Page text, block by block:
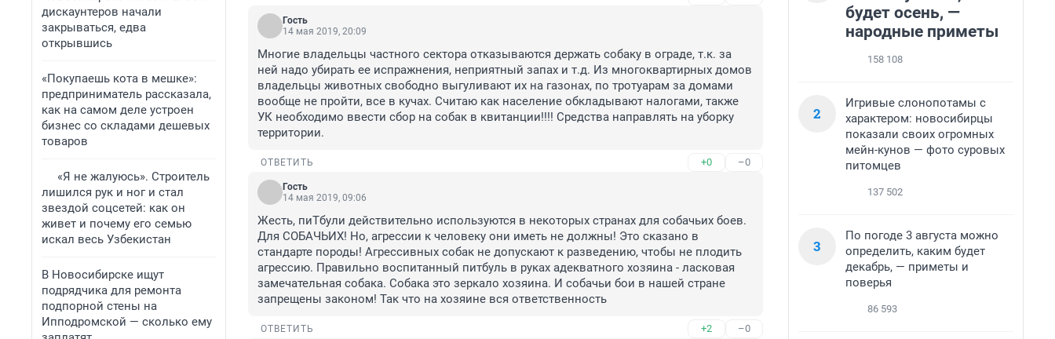
дискаунтеров начали
закрываться, едва
открывшись
«Покупаешь кота в мешке»:
предприниматель рассказала,
как на самом деле устроен
бизнес со складами дешевых
товаров
«Я не жалуюсь». Строитель
лишился рук и ног и стал
звездой соцсетей: как он
живет и почему его семью
искал весь Узбекистан
В Новосибирске ищут
подрядчика для ремонта
подпорной стены на
Ипподромской — сколько ему
Гость
14 мая 2019, 20:09
Многие владельцы частного сектора отказываются держать собаку в ограде, т.к. за
ней надо убирать ее испражнения, неприятный запах и т.д. Из многоквартирных домов
владельцы животных свободно выгуливают их на газонах, по тротуарам за домами
вообще не пройти, все в кучах. Считаю как население обкладывают налогами, также
УК необходимо ввести сбор на собак в квитанции!!!! Средства направлять на уборку
территории.
ОТВЕТИТЬ +0 –0
Гость
14 мая 2019, 09:06
Жесть, пиТбули действительно используются в некоторых странах для собачьих боев.
Для СОБАЧЬИХ! Но, агрессии к человеку они иметь не должны! Это сказано в
стандарте породы! Агрессивных собак не допускают к разведению, чтобы не плодить
агрессию. Правильно воспитанный питбуль в руках адекватного хозяина - ласковая
замечательная собака. Собака это зеркало хозяина. И собачьи бои в нашей стране
запрещены законом! Так что на хозяине вся ответственность
ОТВЕТИТЬ +2 –0
будет осень, —
народные приметы
158 108
2
Игривые слонопотамы с
характером: новосибирцы
показали своих огромных
мейн-кунов — фото суровых
питомцев
137 502
3
По погоде 3 августа можно
определить, каким будет
декабрь, — приметы и
поверья
86 593